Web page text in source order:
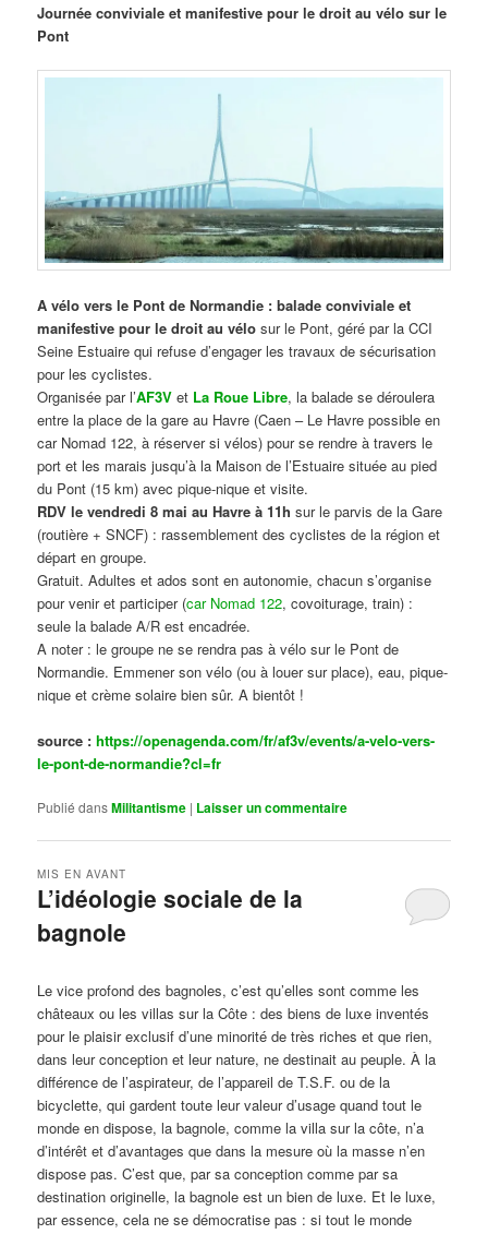
Journée conviviale et manifestive pour le droit au vélo sur le
Pont
A vélo vers le Pont de Normandie : balade conviviale et
manifestive pour le droit au vélo sur le Pont, géré par la CCI
Seine Estuaire qui refuse d’engager les travaux de sécurisation
pour les cyclistes.
Organisée par l’AF3V et La Roue Libre, la balade se déroulera
entre la place de la gare au Havre (Caen – Le Havre possible en
car Nomad 122, à réserver si vélos) pour se rendre à travers le
port et les marais jusqu’à la Maison de l’Estuaire située au pied
du Pont (15 km) avec pique-nique et visite.
RDV le vendredi 8 mai au Havre à 11h sur le parvis de la Gare
(routière + SNCF) : rassemblement des cyclistes de la région et
départ en groupe.
Gratuit. Adultes et ados sont en autonomie, chacun s’organise
pour venir et participer (car Nomad 122, covoiturage, train) :
seule la balade A/R est encadrée.
A noter : le groupe ne se rendra pas à vélo sur le Pont de
Normandie. Emmener son vélo (ou à louer sur place), eau, pique-
nique et crème solaire bien sûr. A bientôt !
source :https://openagenda.com/fr/af3v/events/a-velo-vers-
le-pont-de-normandie?cl=fr
Publié dansMilitantisme | Laisser un commentaire
L’idéologie sociale de la
bagnole
MIS EN AVANT
Le vice profond des bagnoles, c’est qu’elles sont comme les
châteaux ou les villas sur la Côte : des biens de luxe inventés
pour le plaisir exclusif d’une minorité de très riches et que rien,
dans leur conception et leur nature, ne destinait au peuple. À la
différence de l’aspirateur, de l’appareil de T.S.F. ou de la
bicyclette, qui gardent toute leur valeur d’usage quand tout le
monde en dispose, la bagnole, comme la villa sur la côte, n’a
d’intérêt et d’avantages que dans la mesure où la masse n’en
dispose pas. C’est que, par sa conception comme par sa
destination originelle, la bagnole est un bien de luxe. Et le luxe,
par essence, cela ne se démocratise pas : si tout le monde